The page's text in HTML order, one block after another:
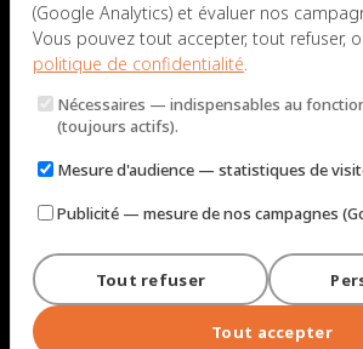
NOUS CONTACTER
Lun – Jeu : 9h – 12h / 14h
© 2026 Immobilière Pujol — Marseille.
Mentions légales et tarifsPolitique de
Gérer les cookies
(Google Analytics) et évaluer nos
Vous pouvez tout accepter, tout refuser,
politique de confidentialité.
Nécessaires — indispensables au
(toujours actifs).
Mesure d'audience — statistiques de
Publicité — mesure de nos campagnes
Tout refuser
Tout accepter